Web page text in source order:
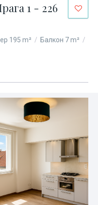
1 - 226
195 m² / Балкон 7 m² /